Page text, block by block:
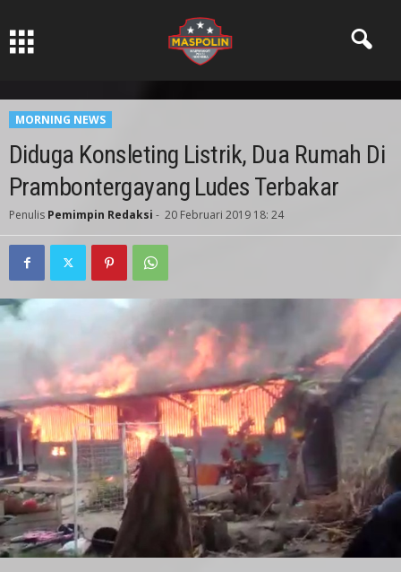
MORNING NEWS
Diduga Konsleting Listrik, Dua Rumah Di
Prambontergayang Ludes Terbakar
Penulis Pemimpin Redaksi - 20 Februari 2019 18: 24